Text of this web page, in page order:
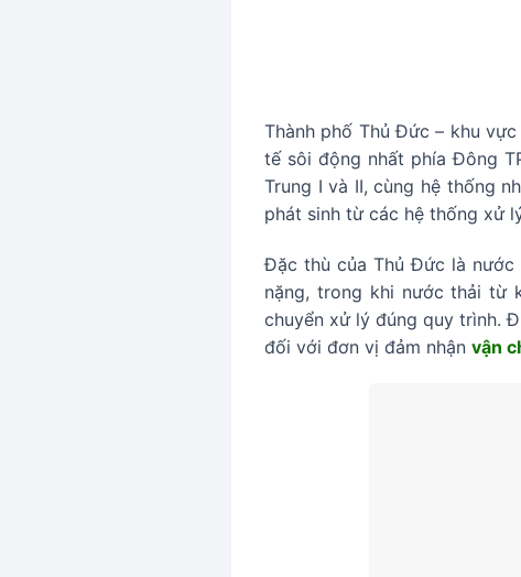
Thành phố Thủ Đức – khu
tế sôi động nhất phía Đông
Trung I và II, cùng hệ thống
phát sinh từ các hệ thống xử
Đặc thù của Thủ Đức là
nặng, trong khi nước thải từ
chuyển xử lý đúng quy trình.
đối với đơn vị đảm nhận vận